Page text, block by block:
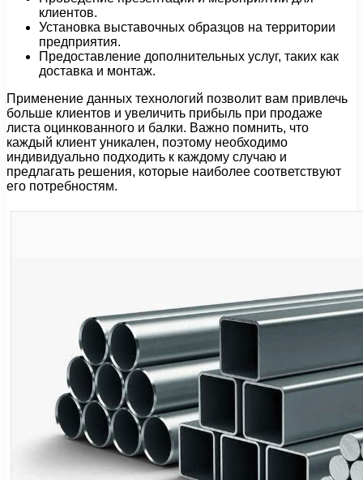
клиентов.
Установка выставочных образцов на территории
предприятия.
Предоставление дополнительных услуг, таких как
доставка и монтаж.
Применение данных технологий позволит вам привлечь
больше клиентов и увеличить прибыль при продаже
листа оцинкованного и балки. Важно помнить, что
каждый клиент уникален, поэтому необходимо
индивидуально подходить к каждому случаю и
предлагать решения, которые наиболее соответствуют
его потребностям.